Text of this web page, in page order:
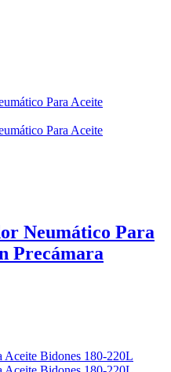
Neumático Para
Precámara